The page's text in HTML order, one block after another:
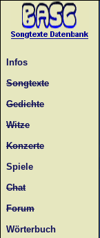
Infos
Songtexte
Gedichte
Witze
Konzerte
Spiele
Chat
Forum
Wörterbuch